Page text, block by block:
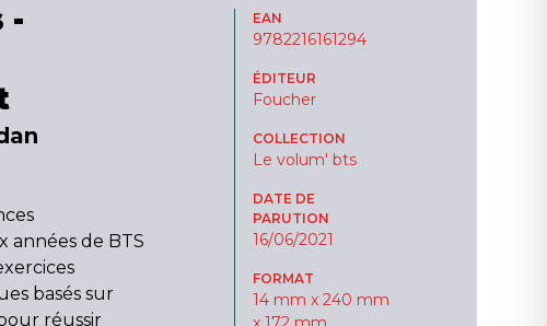
-
années de BTS
basés sur
réussir
EAN
9782216161294
ÉDITEUR
Foucher
COLLECTION
Le volum' bts
DATE DE
PARUTION
16/06/2021
FORMAT
14 mm x 240 mm